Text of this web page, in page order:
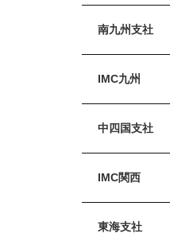
南九州支社
IMC九州
中四国支社
IMC関西
東海支社